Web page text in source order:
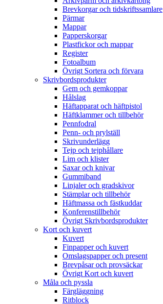
Brevkorgar och tidskriftssamlare
Pärmar
Mappar
Papperskorgar
Plastfickor och mappar
Register
Fotoalbum
Övrigt Sortera och förvara
Skrivbordsprodukter
Gem och gemkoppar
Hålslag
Häftapparat och häftpistol
Häftklammer och tillbehör
Pennfodral
Penn- och prylställ
Skrivunderlägg
Tejp och tejphållare
Lim och klister
Saxar och knivar
Gummiband
Linjaler och gradskivor
Stämplar och tillbehör
Häftmassa och fästkuddar
Konferenstillbehör
Övrigt Skrivbordsprodukter
Kort och kuvert
Kuvert
Finpapper och kuvert
Omslagspapper och present
Brevpåsar och provsäckar
Övrigt Kort och kuvert
Måla och pyssla
Färgläggning
Ritblock